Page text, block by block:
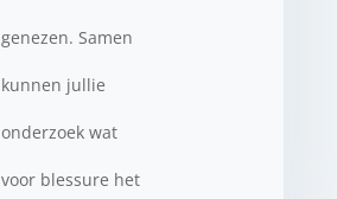
genezen. Samen
kunnen jullie
onderzoek wat
voor blessure het